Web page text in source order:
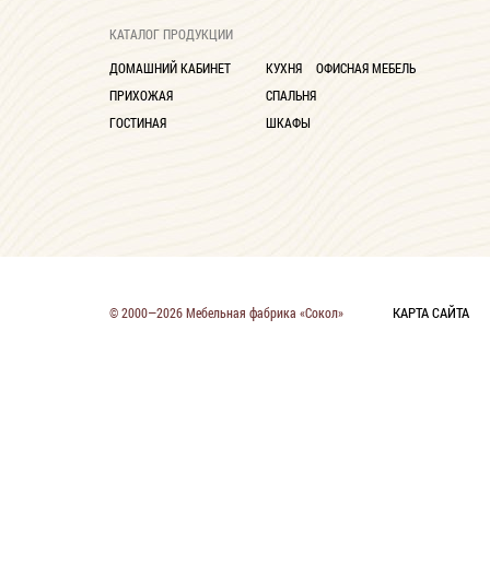
КАТАЛОГ ПРОДУКЦИИ
ДОМАШНИЙ КАБИНЕТ
ПРИХОЖАЯ
ГОСТИНАЯ
КУХНЯ
СПАЛЬНЯ
ШКАФЫ
ОФИСНАЯ МЕБЕЛЬ
© 2000—2026 Мебельная фабрика «Сокол» КАРТА САЙТА